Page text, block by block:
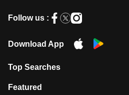
Follow us :
Download App
Top Searches
मुंबई में लगे 'जेन जी' के पोस्टर, लिखा- 'मैं
Featured